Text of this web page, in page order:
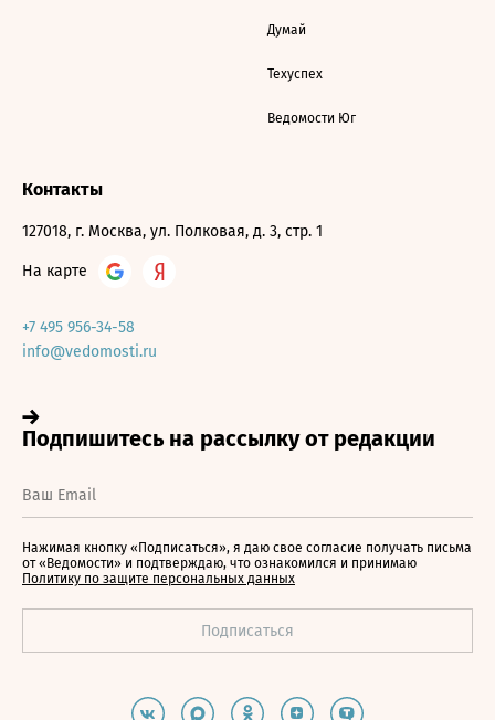
Думай
Техуспех
Ведомости Юг
Контакты
127018, г. Москва, ул. Полковая, д. 3, стр. 1
На карте
+7 495 956-34-58
info@vedomosti.ru
Нажимая кнопку «Подписаться», я даю свое согласие получать письма
от «Ведомости» и подтверждаю, что ознакомился и принимаю
Политику по защите персональных данных